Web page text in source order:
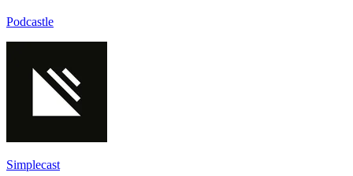
Podcastle
Simplecast